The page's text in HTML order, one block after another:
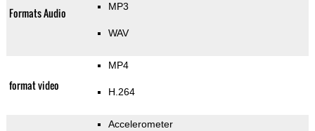
Formats Audio MP3
WAV
format video
MP4
H.264
Accelerometer